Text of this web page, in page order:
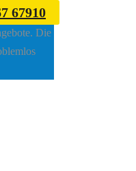
67910
Die